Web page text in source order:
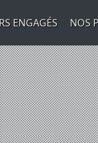
ENGAGÉS NOS